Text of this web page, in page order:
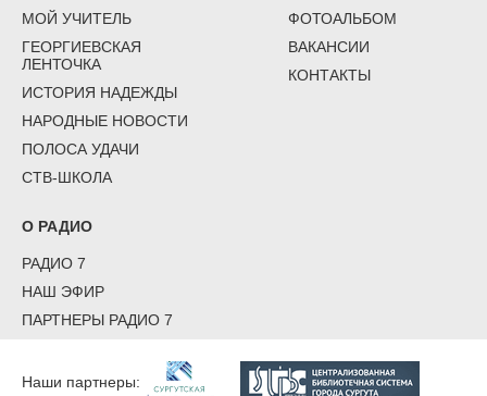
МОЙ УЧИТЕЛЬ
ГЕОРГИЕВСКАЯ
ЛЕНТОЧКА
ИСТОРИЯ НАДЕЖДЫ
НАРОДНЫЕ НОВОСТИ
ПОЛОСА УДАЧИ
СТВ-ШКОЛА
ФОТОАЛЬБОМ
ВАКАНСИИ
КОНТАКТЫ
О РАДИО
РАДИО 7
НАШ ЭФИР
ПАРТНЕРЫ РАДИО 7
Наши партнеры: